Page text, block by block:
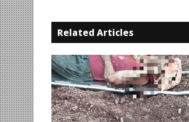
84
बच्चों
को
मिला
21
लाख
का
मुआवजा
Related Articles